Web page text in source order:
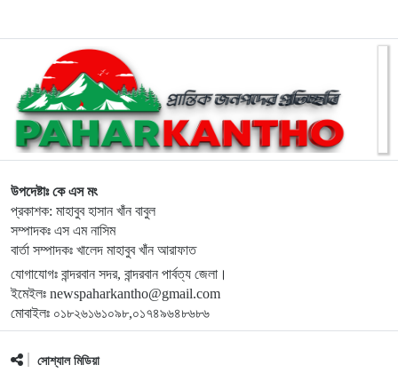
ভবিষ্যৎ প্রজন্মের জন্য সবুজ বাংলাদেশ গড়তে বৃক্ষরোপণ করতে হবে:
ইউএনও নাইক্ষ্যংছড়ি
১০
বান্দরবানে বিনামূল্যে চক্ষু সেবার ফলোআপ ক্যাম্প অনুষ্ঠিত
১১
বান্দরবানে অনলাইন জুয়া ও অপকর্মে জড়িত ছেলেকে ত্যাজ্যপুত্র
করলেন বাবা
১২
বান্দরবানসহ দেশজুড়ে চলছে আন্তর্জাতিক আদিবাসী দিবস উদযাপনের
প্রস্তুতি
১৩
পর্যটকদের মুগ্ধ করছে উপবন লেক, যুক্ত হয়েছে চারটি নতুন নৌযান
উপদেষ্টাঃ কে এস মং
প্রকাশক: মাহাবুব হাসান খাঁন বাবুল
সম্পাদকঃ এস এম নাসিম
বার্তা সম্পাদকঃ খালেদ মাহাবুব খাঁন আরাফাত
যোগাযোগঃ বান্দরবান সদর, বান্দরবান পার্বত্য জেলা।
ইমেইলঃ newspaharkantho@gmail.com
মোবাইলঃ ০১৮২৬১৬১০৯৮,০১৭৪৯৬৪৮৬৮৬
সোশ্যাল মিডিয়া